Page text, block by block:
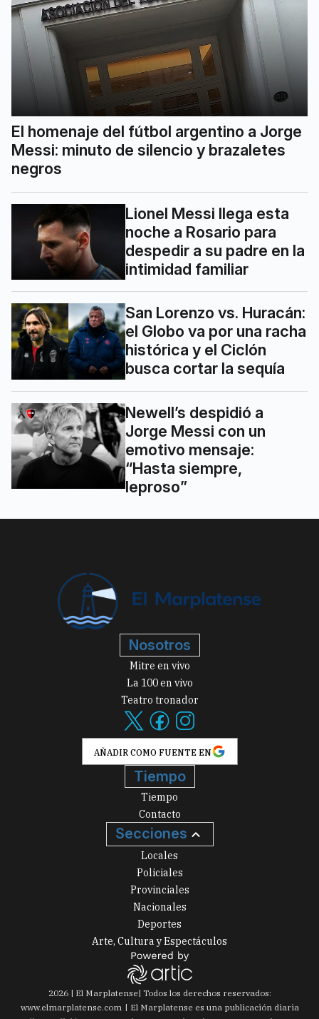
El homenaje del fútbol argentino a Jorge
Messi: minuto de silencio y brazaletes
negros
Lionel Messi llega esta
noche a Rosario para
despedir a su padre en la
intimidad familiar
San Lorenzo vs. Huracán:
el Globo va por una racha
histórica y el Ciclón
busca cortar la sequía
Newell’s despidió a
Jorge Messi con un
emotivo mensaje:
“Hasta siempre,
leproso”
Nosotros
Mitre en vivo
La 100 en vivo
Teatro tronador
AÑADIR COMO FUENTE EN
Tiempo
Tiempo
Contacto
Secciones
Locales
Policiales
Provinciales
Nacionales
Deportes
Arte, Cultura y Espectáculos
2026| El Marplatense| Todos los derechos reservados:
www.elmarplatense.com
El Marplatense es una publicación diaria